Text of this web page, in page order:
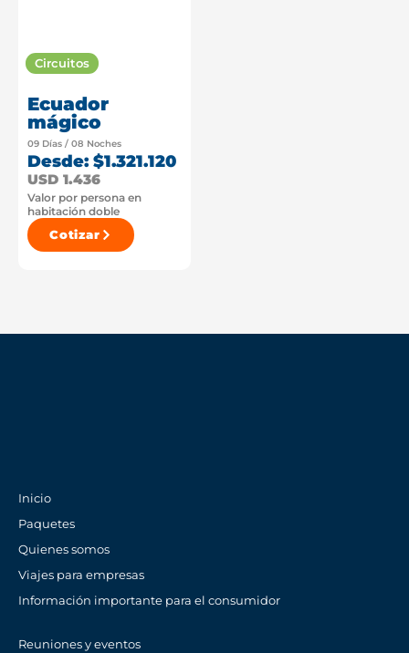
Circuitos
Ecuador
mágico
09 Días / 08 Noches
Desde: $1.321.120
USD 1.436
Valor por persona en
habitación doble
Cotizar
Inicio
Paquetes
Quienes somos
Viajes para empresas
Información importante para el consumidor
Reuniones y eventos